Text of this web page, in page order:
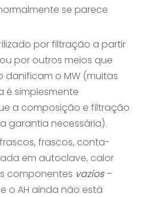
se parece
por filtração a partir
por outros meios que
o MW (muitas
é simplesmente
a composição e filtração
garantia necessária).
frascos, conta-
em autoclave, calor
componentes vazios–
o AH ainda não está